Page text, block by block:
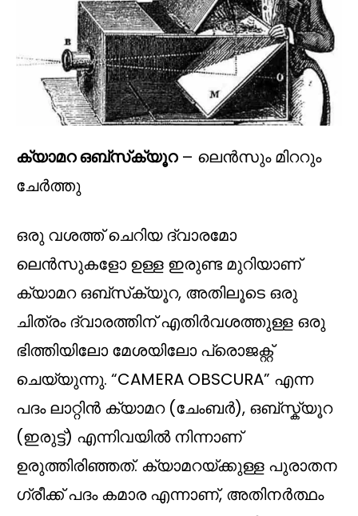
ക്യാമറ ഒബ്‌സ്‌ക്യൂറ– ലെൻസും മിററും
ചേർത്തു
ഒരു വശത്ത് ചെറിയ ദ്വാരമോ
ലെൻസുകളോ ഉള്ള ഇരുണ്ട മുറിയാണ്
ക്യാമറ ഒബ്‌സ്‌ക്യൂറ, അതിലൂടെ ഒരു
ചിത്രം ദ്വാരത്തിന് എതിർവശത്തുള്ള ഒരു
ഭിത്തിയിലോ മേശയിലോ പ്രൊജക്റ്റ്
ചെയ്യുന്നു. “CAMERA OBSCURA” എന്ന
പദം ലാറ്റിൻ ക്യാമറ (ചേംബർ), ഒബ്സ്ക്യൂറ
(ഇരുട്ട്) എന്നിവയിൽ നിന്നാണ്
ഉരുത്തിരിഞ്ഞത്. ക്യാമറയ്ക്കുള്ള പുരാതന
ഗ്രീക്ക് പദം കമാര എന്നാണ്, അതിനർത്ഥം